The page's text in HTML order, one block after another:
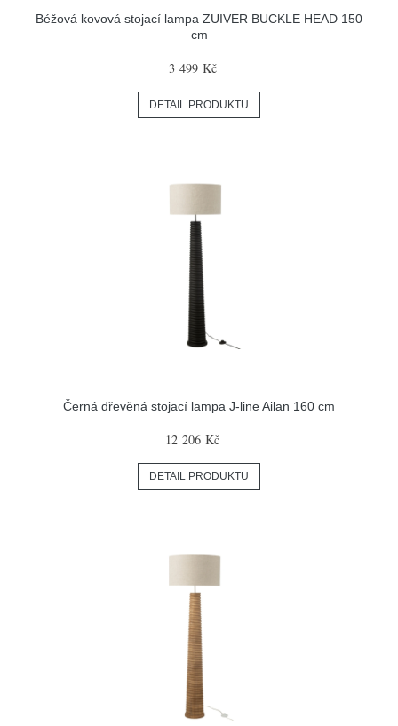
Béžová kovová stojací lampa ZUIVER BUCKLE HEAD 150
cm
3 499 Kč
DETAIL PRODUKTU
Černá dřevěná stojací lampa J-line Ailan 160 cm
12 206 Kč
DETAIL PRODUKTU